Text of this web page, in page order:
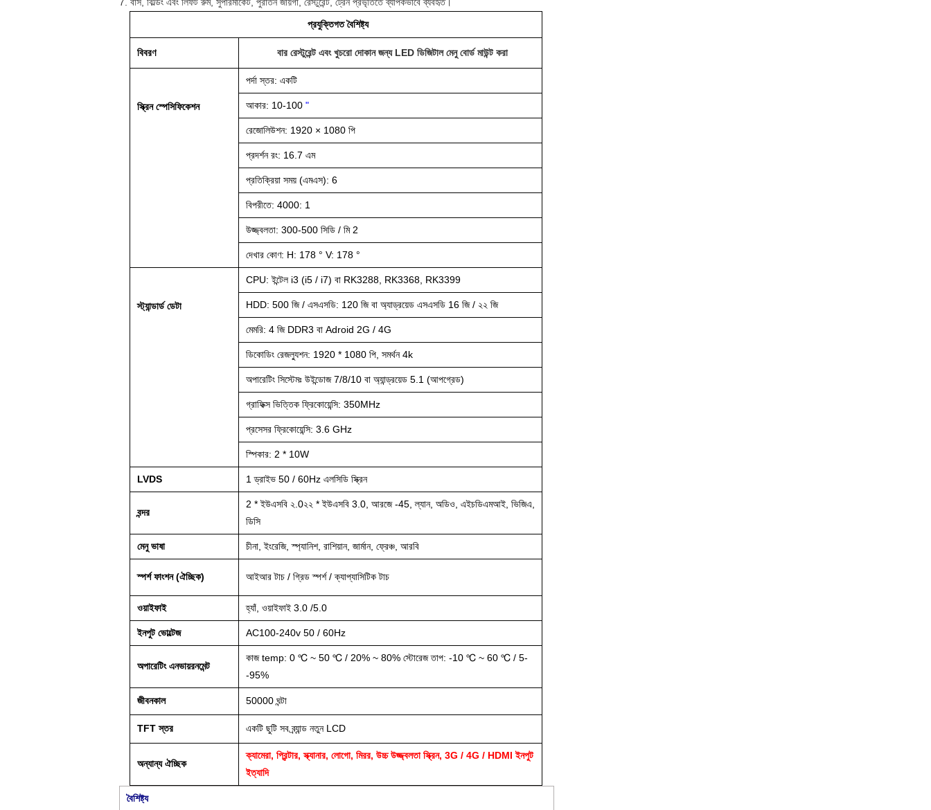
প্রযুক্তিগত বৈশিষ্ট্য
বিবরণ বার রেস্টুরেন্ট এবং খুচরো দোকান জন্য LED ডিজিটাল মেনু বোর্ড মাউন্ট করা
স্ক্রিন স্পেসিফিকেশন
পর্দা স্তর: একটি
আকার: 10-100 "
রেজোলিউশন: 1920 × 1080 পি
প্রদর্শন রং: 16.7 এম
প্রতিক্রিয়া সময় (এমএস): 6
বিপরীতে: 4000: 1
উজ্জ্বলতা: 300-500 সিডি / মি 2
দেখার কোণ: H: 178 ° V: 178 °
স্ট্যান্ডার্ড ডেটা
CPU: ইন্টেল i3 (i5 / i7) বা RK3288, RK3368, RK3399
HDD: 500 জি / এসএসডি: 120 জি বা অ্যাড্রয়েড এসএসডি 16 জি / ২২ জি
মেমরি: 4 জি DDR3 বা Adroid 2G / 4G
ডিকোডিং রেজল্যুশন: 1920 * 1080 পি, সমর্থন 4k
অপারেটিং সিস্টেমঃ উইন্ডোজ 7/8/10 বা অ্যান্ড্রয়েড 5.1 (আপগ্রেড)
গ্রাফিক্স ভিত্তিক ফ্রিকোয়েন্সি: 350MHz
প্রসেসর ফ্রিকোয়েন্সি: 3.6 GHz
স্পিকার: 2 * 10W
LVDS 1 ড্রাইভ 50 / 60Hz এলসিডি স্ক্রিন
বন্দর
2 * ইউএসবি ২.0২২ * ইউএসবি 3.0, আরজে -45, ল্যান, অডিও, এইচডিএমআই, ভিজিএ,
ডিসি
মেনু ভাষা চীনা, ইংরেজি, স্প্যানিশ, রাশিয়ান, জার্মান, ফ্রেঞ্চ, আরবি
স্পর্শ ফাংশন (ঐচ্ছিক) আইআর টাচ / গ্রিড স্পর্শ / ক্যাপ্যাসিটিক টাচ
ওয়াইফাই হ্যাঁ, ওয়াইফাই 3.0 /5.0
ইনপুট ভোল্টেজ AC100-240v 50 / 60Hz
অপারেটিং এনভায়রনমেন্ট
কাজ temp: 0 ℃ ~ 50 ℃ / 20% ~ 80% স্টোরেজ তাপ: -10 ℃ ~ 60 ℃ / 5-
-95%
জীবনকাল 50000 ঘন্টা
TFT স্তর একটি ছুটি সব ব্র্যান্ড নতুন LCD
অন্যান্য ঐচ্ছিক
ক্যামেরা, প্রিন্টার, স্ক্যানার, লোগো, মিরর, উচ্চ উজ্জ্বলতা স্ক্রিন, 3G / 4G / HDMI ইনপুট
ইত্যাদি
বৈশিষ্ট্য